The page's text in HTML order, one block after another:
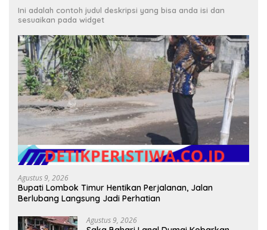
Ini adalah contoh judul deskripsi yang bisa anda isi dan
sesuaikan pada widget
Agustus 9, 2026
Bupati Lombok Timur Hentikan Perjalanan, Jalan
Berlubang Langsung Jadi Perhatian
Agustus 9, 2026